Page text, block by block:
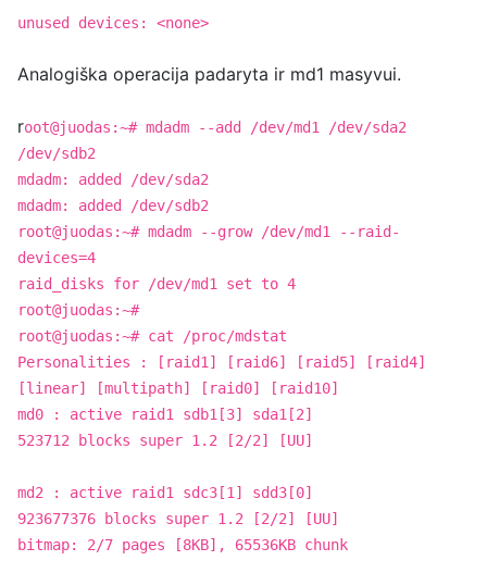
unused devices: <none>
Analogiška operacija padaryta ir md1 masyvui.
root@juodas:~# mdadm --add /dev/md1 /dev/sda2
/dev/sdb2
mdadm: added /dev/sda2
mdadm: added /dev/sdb2
root@juodas:~# mdadm --grow /dev/md1 --raid-
devices=4
raid_disks for /dev/md1 set to 4
root@juodas:~#
root@juodas:~# cat /proc/mdstat
Personalities : [raid1] [raid6] [raid5] [raid4]
[linear] [multipath] [raid0] [raid10]
md0 : active raid1 sdb1[3] sda1[2]
523712 blocks super 1.2 [2/2] [UU]
md2 : active raid1 sdc3[1] sdd3[0]
923677376 blocks super 1.2 [2/2] [UU]
bitmap: 2/7 pages [8KB], 65536KB chunk